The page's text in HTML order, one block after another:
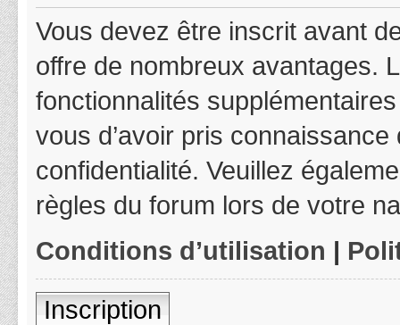
Vous devez être inscrit avant
offre de nombreux avantages.
fonctionnalités
vous d’avoir pris
confidentialité. Veuillez
règles du forum lors de votre
Conditions d’utilisation |
Inscription